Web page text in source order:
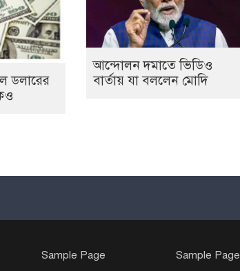
ডলারের
আন্দোলন দমাতে ভিডিও
বার্তায় যা বললেন মোদি
Sample Page Sample Page